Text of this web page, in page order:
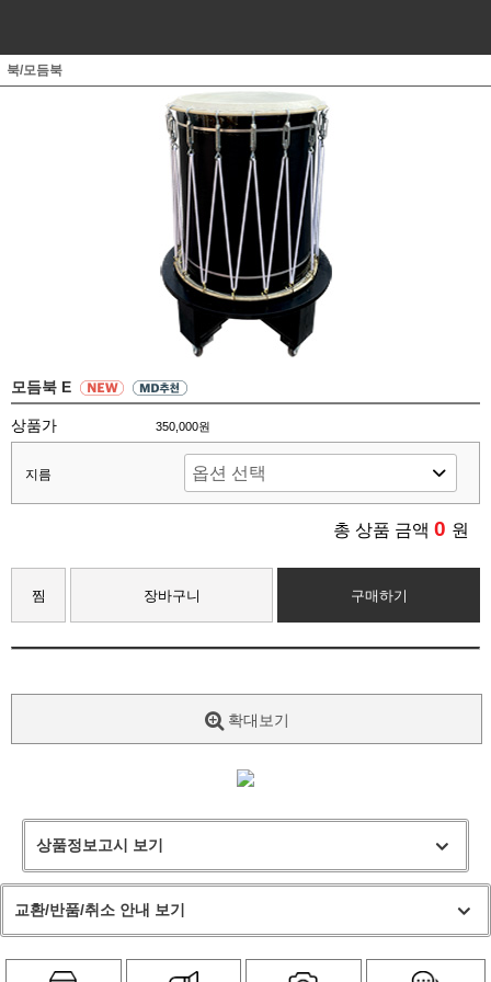
북/모듬북
모듬북 E
상품가 350,000원
지름
총 상품 금액 0 원
찜 장바구니 구매하기
확대보기
상품정보고시 보기
교환/반품/취소 안내 보기